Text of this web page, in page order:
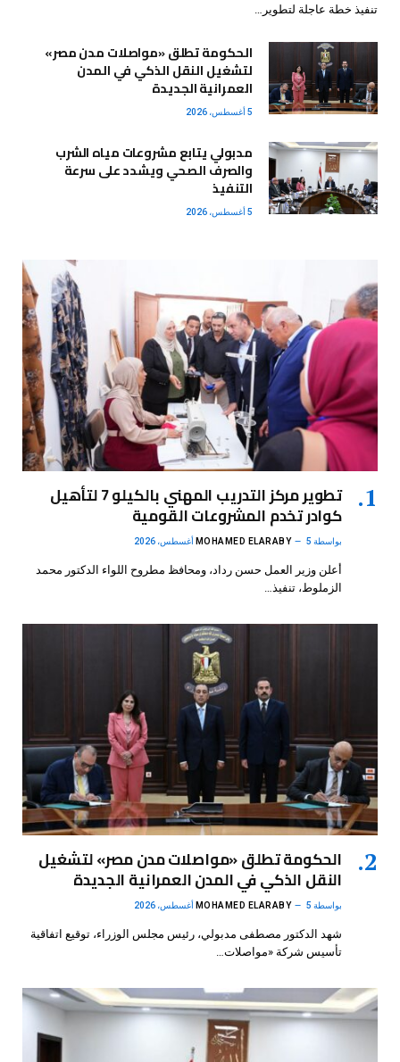
تنفيذ خطة عاجلة لتطوير…
الحكومة تطلق «مواصلات مدن مصر»
لتشغيل النقل الذكي في المدن
العمرانية الجديدة
5 أغسطس، 2026
مدبولي يتابع مشروعات مياه الشرب
والصرف الصحي ويشدد على سرعة
التنفيذ
5 أغسطس، 2026
تطوير مركز التدريب المهني بالكيلو 7 لتأهيل
كوادر تخدم المشروعات القومية
بواسطة MOHAMED ELARABY 5 أغسطس، 2026
أعلن وزير العمل حسن رداد، ومحافظ مطروح اللواء الدكتور محمد
الزملوط، تنفيذ…
الحكومة تطلق «مواصلات مدن مصر» لتشغيل
النقل الذكي في المدن العمرانية الجديدة
بواسطة MOHAMED ELARABY 5 أغسطس، 2026
شهد الدكتور مصطفى مدبولي، رئيس مجلس الوزراء، توقيع اتفاقية
تأسيس شركة «مواصلات…